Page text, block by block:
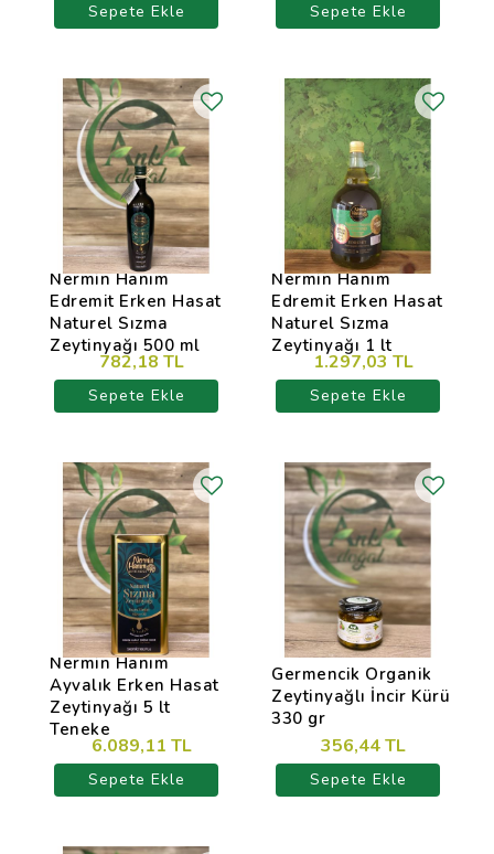
Sepete Ekle Sepete Ekle
Nermin Hanım
Edremit Erken Hasat
Naturel Sızma
Zeytinyağı 500 ml
782,18 TL
Sepete Ekle
Nermin Hanım
Edremit Erken Hasat
Naturel Sızma
Zeytinyağı 1 lt
1.297,03 TL
Sepete Ekle
Nermin Hanım
Ayvalık Erken Hasat
Zeytinyağı 5 lt
Teneke
6.089,11 TL
Sepete Ekle
Germencik Organik
Zeytinyağlı İncir Kürü
330 gr
356,44 TL
Sepete Ekle